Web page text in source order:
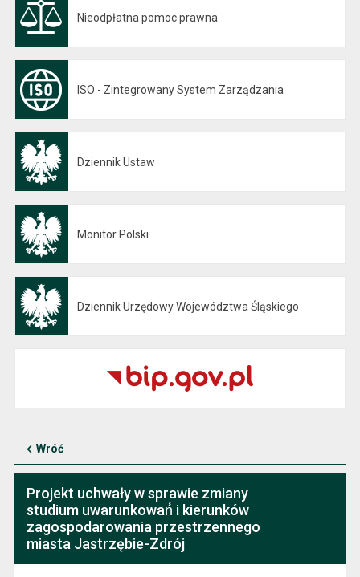
Nieodpłatna pomoc prawna
ISO - Zintegrowany System Zarządzania
Dziennik Ustaw
Monitor Polski
Dziennik Urzędowy Województwa Śląskiego
Wróć
Projekt uchwały w sprawie zmiany
studium uwarunkowań́ i kierunków
zagospodarowania przestrzennego
miasta Jastrzębie-Zdrój